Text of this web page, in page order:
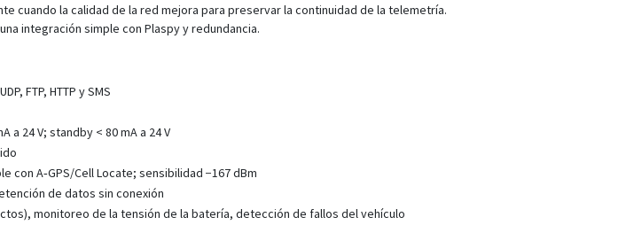
cuando la calidad de la red mejora para preservar la continuidad de la telemetría.
integración simple con Plaspy y redundancia.
FTP, HTTP y SMS
a 24 V; standby < 80 mA a 24 V
con A‑GPS/Cell Locate; sensibilidad −167 dBm
de datos sin conexión
monitoreo de la tensión de la batería, detección de fallos del vehículo